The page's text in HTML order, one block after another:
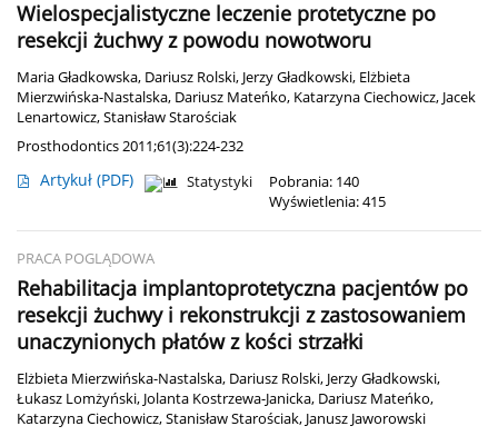
Wielospecjalistyczne leczenie protetyczne po
resekcji żuchwy z powodu nowotworu
Maria Gładkowska, Dariusz Rolski, Jerzy Gładkowski, Elżbieta
Mierzwińska-Nastalska, Dariusz Mateńko, Katarzyna Ciechowicz, Jacek
Lenartowicz,Stanisław Starościak
Prosthodontics 2011;61(3):224-232
Artykuł (PDF) Statystyki
Pobrania: 140
Wyświetlenia: 415
PRACA POGLĄDOWA
Rehabilitacja implantoprotetyczna pacjentów po
resekcji żuchwy i rekonstrukcji z zastosowaniem
unaczynionych płatów z kości strzałki
Elżbieta Mierzwińska-Nastalska, Dariusz Rolski, Jerzy Gładkowski,
Łukasz Lomżyński, Jolanta Kostrzewa-Janicka, Dariusz Mateńko,
Katarzyna Ciechowicz,Stanisław Starościak, Janusz Jaworowski